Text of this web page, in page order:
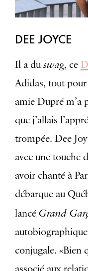
DEE JOYCE
Il a duswag, ce
Adidas, tout
amie Dupré m’a
que j’allais
trompée. Dee
avec une touche
avoir chanté à
débarque au
lancé Grand
conjugale. «Bien